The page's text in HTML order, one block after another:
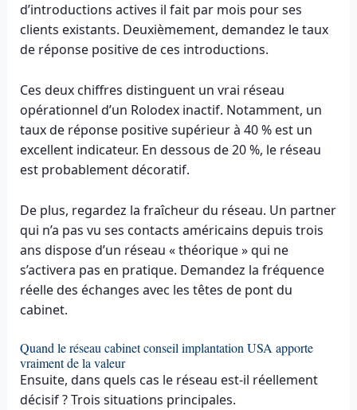
d’introductions actives il fait par mois pour ses
clients existants. Deuxièmement, demandez le taux
de réponse positive de ces introductions.
Ces deux chiffres distinguent un vrai réseau
opérationnel d’un Rolodex inactif. Notamment, un
taux de réponse positive supérieur à 40 % est un
excellent indicateur. En dessous de 20 %, le réseau
est probablement décoratif.
De plus, regardez la fraîcheur du réseau. Un partner
qui n’a pas vu ses contacts américains depuis trois
ans dispose d’un réseau « théorique » qui ne
s’activera pas en pratique. Demandez la fréquence
réelle des échanges avec les têtes de pont du
cabinet.
Quand le réseau cabinet conseil implantation USA apporte
vraiment de la valeur
Ensuite, dans quels cas le réseau est-il réellement
décisif ? Trois situations principales.